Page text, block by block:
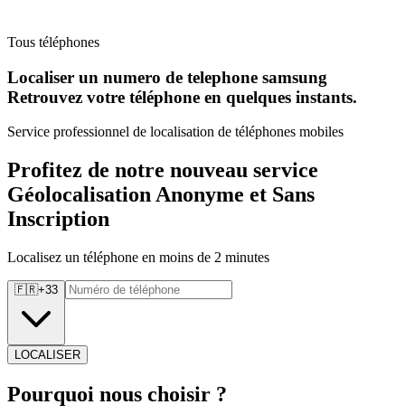
Tous téléphones
Localiser un numero de telephone samsung
Retrouvez votre téléphone en quelques instants.
Service professionnel de localisation de téléphones mobiles
Profitez de notre nouveau service
Géolocalisation Anonyme et Sans
Inscription
Localisez un téléphone en moins de 2 minutes
🇫🇷+33
LOCALISER
Pourquoi nous choisir ?